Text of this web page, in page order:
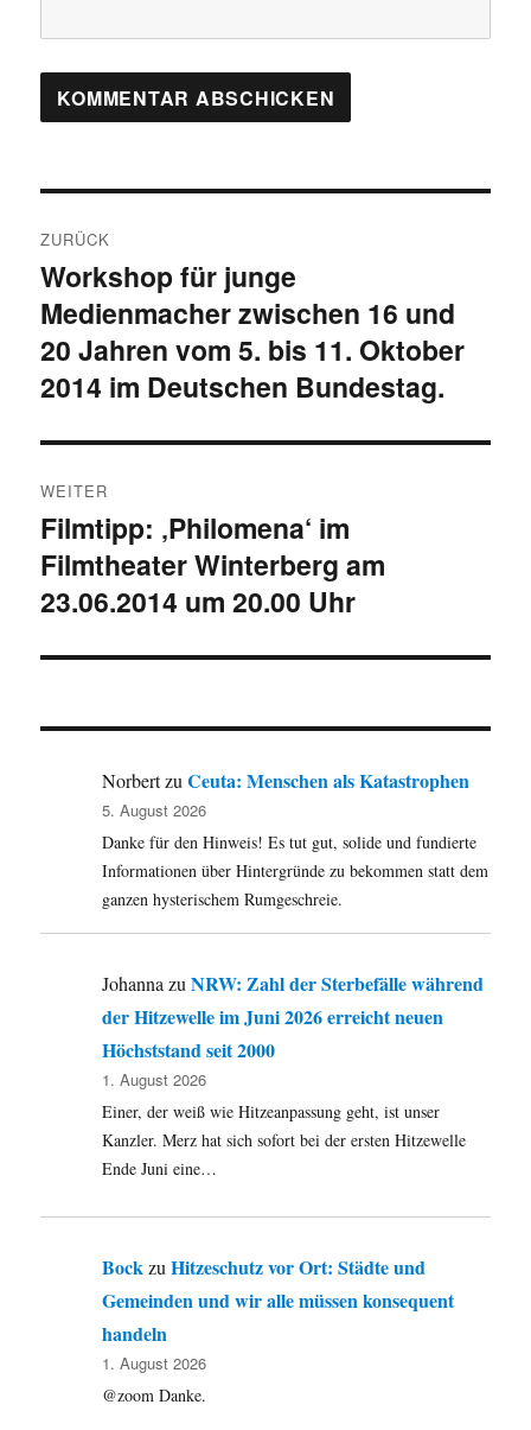
ZURÜCK
Vorheriger
Beitrag:
Workshop für junge
Medienmacher zwischen 16 und
20 Jahren vom 5. bis 11. Oktober
2014 im Deutschen Bundestag.
WEITER
Nächster
Beitrag:
Filmtipp: ‚Philomena‘ im
Filmtheater Winterberg am
23.06.2014 um 20.00 Uhr
NorbertzuCeuta: Menschen als Katastrophen
5. August 2026
Danke für den Hinweis! Es tut gut, solide und fundierte
Informationen über Hintergründe zu bekommen statt dem
ganzen hysterischem Rumgeschreie.
Johanna zuNRW: Zahl der Sterbefälle während
der Hitzewelle im Juni 2026 erreicht neuen
Höchststand seit 2000
1. August 2026
Einer, der weiß wie Hitzeanpassung geht, ist unser
Kanzler. Merz hat sich sofort bei der ersten Hitzewelle
Ende Juni eine…
BockzuHitzeschutz vor Ort: Städte und
Gemeinden und wir alle müssen konsequent
handeln
1. August 2026
@zoom Danke.